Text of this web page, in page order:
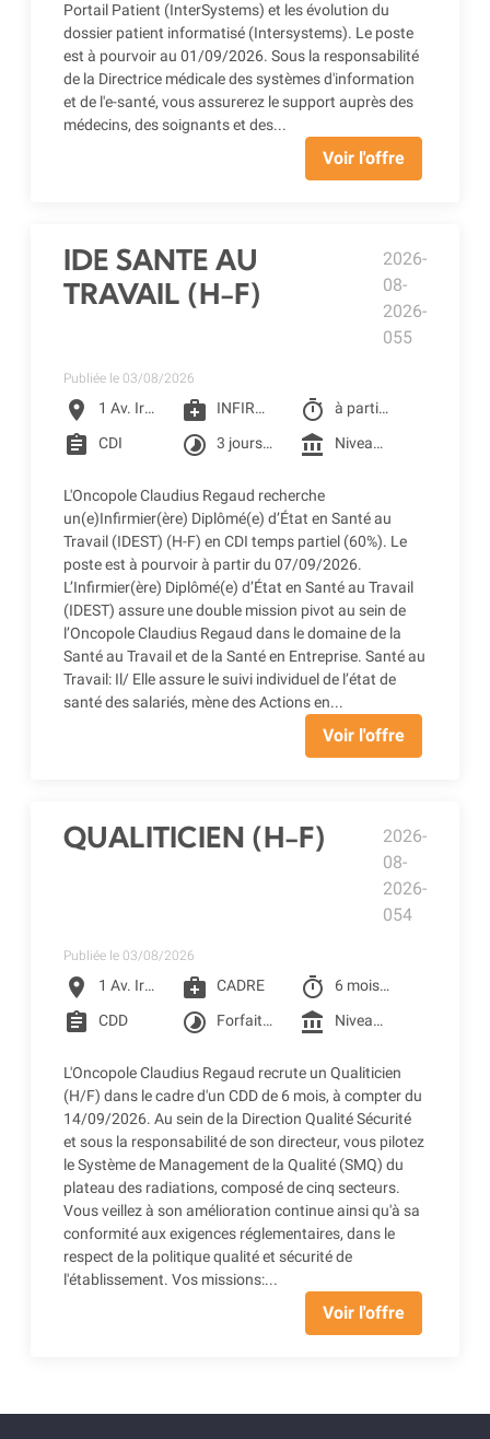
Portail Patient (InterSystems) et les évolution du
dossier patient informatisé (Intersystems). Le poste
est à pourvoir au 01/09/2026. Sous la responsabilité
de la Directrice médicale des systèmes d'information
et de l'e-santé, vous assurerez le support auprès des
médecins, des soignants et des...
Voir l'offre
IDE SANTE AU
TRAVAIL (H-F)
2026-
08-
2026-
055
Publiée le 03/08/2026
location_on 1 Av. Irène Joliot-Curie, Toulouse medical_services INFIRMIER D.E timer à partir du 07/09/2026
assignment CDI timelapse 3 jours par semaine : mercredi, jeudi, vendredi account_balance Niveau 4F1 selon la grille conventionnelle des CLCC (1 455.49 € Brut à 60%) + Prime SEGUR 1&2 + Reprise ancienneté
L'Oncopole Claudius Regaud recherche
un(e)Infirmier(ère) Diplômé(e) d’État en Santé au
Travail (IDEST) (H-F) en CDI temps partiel (60%). Le
poste est à pourvoir à partir du 07/09/2026.
L’Infirmier(ère) Diplômé(e) d’État en Santé au Travail
(IDEST) assure une double mission pivot au sein de
l’Oncopole Claudius Regaud dans le domaine de la
Santé au Travail et de la Santé en Entreprise. Santé au
Travail: Il/ Elle assure le suivi individuel de l’état de
santé des salariés, mène des Actions en...
Voir l'offre
QUALITICIEN (H-F)
2026-
08-
2026-
054
Publiée le 03/08/2026
location_on 1 Av. Irène Joliot-Curie, Toulouse medical_services CADRE timer 6 mois à partir du 14/09/2026
assignment CDD timelapse Forfait jour 206 jours account_balance Niveau 6I de la grille conventionnelle des CLCC (3 005.42 € Brut) + Prime SEGUR (248.98 € Brut) + Reprise d'ancienneté
L'Oncopole Claudius Regaud recrute un Qualiticien
(H/F) dans le cadre d'un CDD de 6 mois, à compter du
14/09/2026. Au sein de la Direction Qualité Sécurité
et sous la responsabilité de son directeur, vous pilotez
le Système de Management de la Qualité (SMQ) du
plateau des radiations, composé de cinq secteurs.
Vous veillez à son amélioration continue ainsi qu'à sa
conformité aux exigences réglementaires, dans le
respect de la politique qualité et sécurité de
l'établissement. Vos missions:...
Voir l'offre